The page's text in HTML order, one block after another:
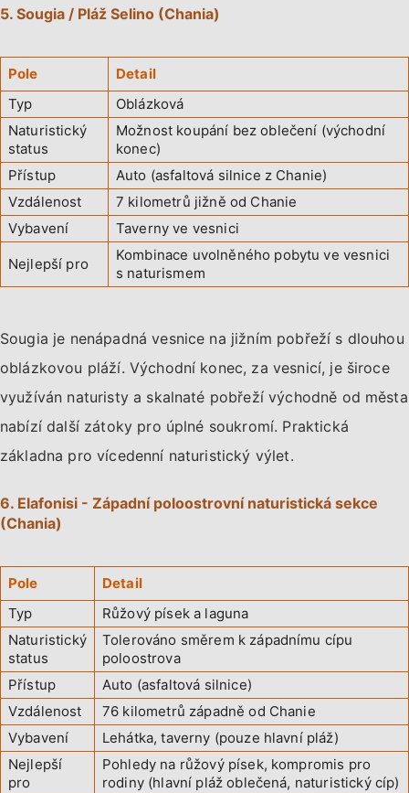
5. Sougia / Pláž Selino (Chania)
Pole
Detail
Typ
Oblázková
Naturistický
status
Možnost koupání bez oblečení (východní
konec)
Přístup
Auto (asfaltová silnice z Chanie)
Vzdálenost
7 kilometrů jižně od Chanie
Vybavení
Taverny ve vesnici
Nejlepší pro
Kombinace uvolněného pobytu ve vesnici
s naturismem
Sougia je nenápadná vesnice na jižním pobřeží s dlouhou
oblázkovou pláží. Východní konec, za vesnicí, je široce
využíván naturisty a skalnaté pobřeží východně od města
nabízí další zátoky pro úplné soukromí. Praktická
základna pro vícedenní naturistický výlet.
6. Elafonisi - Západní poloostrovní naturistická sekce
(Chania)
Pole
Detail
Typ
Růžový písek a laguna
Naturistický
status
Tolerováno směrem k západnímu cípu
poloostrova
Přístup
Auto (asfaltová silnice)
Vzdálenost
76 kilometrů západně od Chanie
Vybavení
Lehátka, taverny (pouze hlavní pláž)
Nejlepší
pro
Pohledy na růžový písek, kompromis pro
rodiny (hlavní pláž oblečená, naturistický cíp)